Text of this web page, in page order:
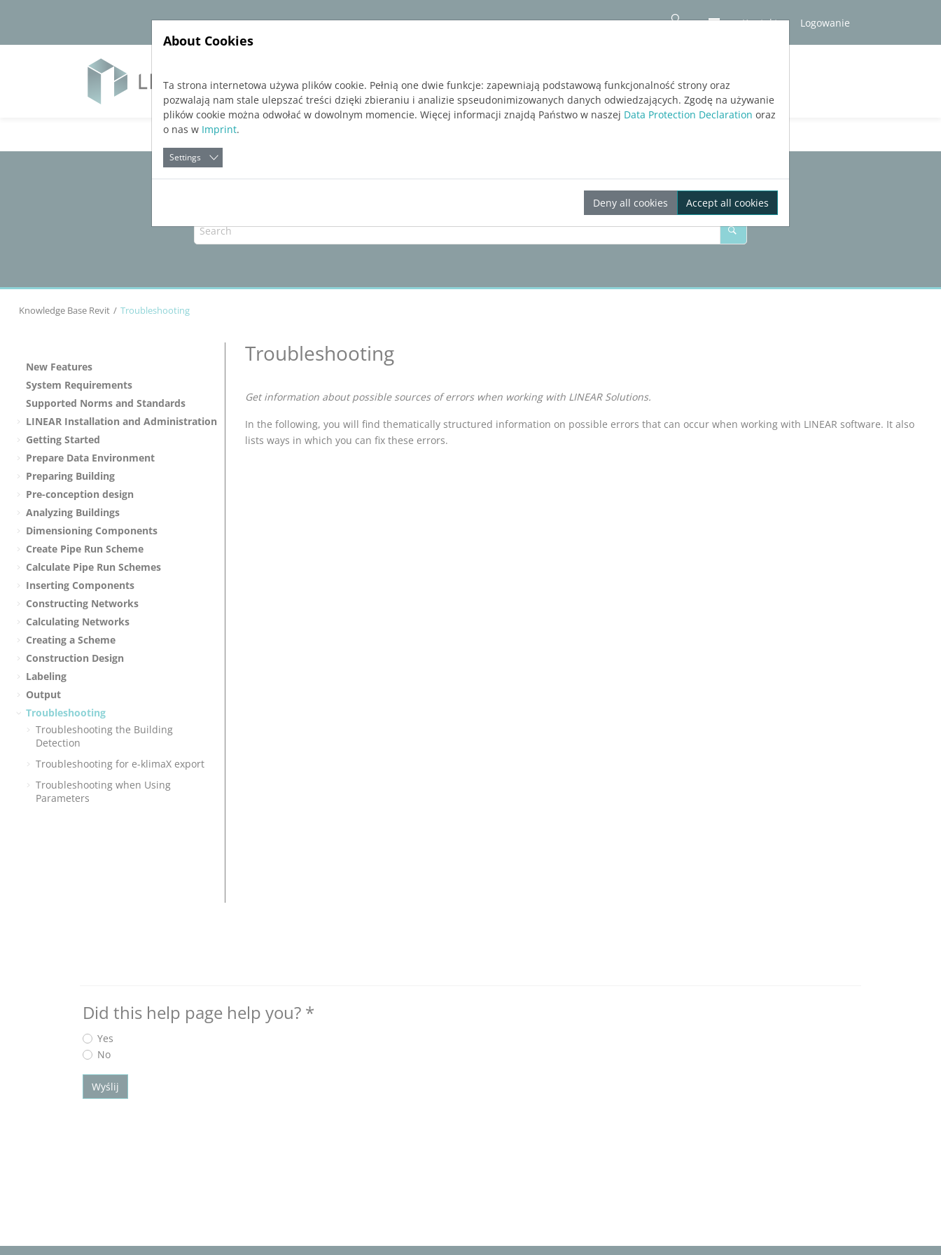
Kontakt
Logowanie
Software Services Blog BEZPŁATNA WERSJA PRÓBNA
Knowledge Base Revit Troubleshooting
New Features
System Requirements
Supported Norms and Standards
LINEAR Installation and Administration
Getting Started
Prepare Data Environment
Preparing Building
Pre-conception design
Analyzing Buildings
Dimensioning Components
Create Pipe Run Scheme
Calculate Pipe Run Schemes
Inserting Components
Constructing Networks
Calculating Networks
Creating a Scheme
Construction Design
Labeling
Output
Troubleshooting
Troubleshooting the Building
Detection
Troubleshooting for e-klimaX export
Troubleshooting when Using
Parameters
Troubleshooting
Get information about possible sources of errors when working with LINEARSolutions.
In the following, you will find thematically structured information on possible errors that can occur when working with LINEAR software. It also
lists ways in which you can fix these errors.
Did this help page help you? *
Yes
No
Wyślij
About Cookies
Ta strona internetowa używa plików cookie. Pełnią one dwie funkcje: zapewniają podstawową funkcjonalność strony oraz
pozwalają nam stale ulepszać treści dzięki zbieraniu i analizie spseudonimizowanych danych odwiedzających. Zgodę na używanie
plików cookie można odwołać w dowolnym momencie. Więcej informacji znajdą Państwo w naszej Data Protection Declaration oraz
o nas w Imprint.
Settings
Deny all cookies Accept all cookies